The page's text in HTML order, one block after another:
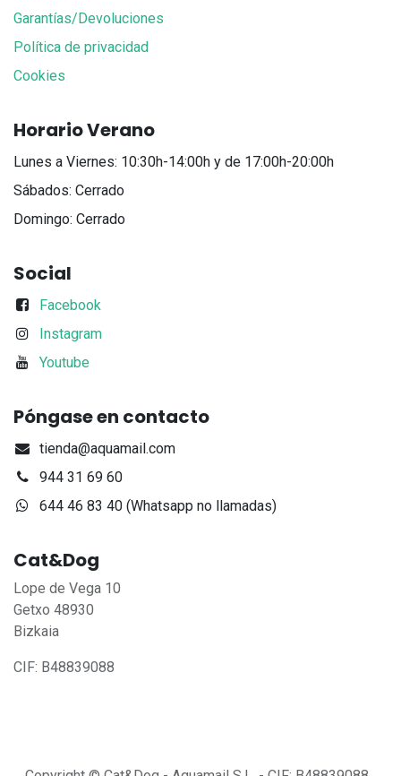
Garantías/Devoluciones
Política de privacidad
Cookies
Horario Verano
Lunes a Viernes: 10:30h-14:00h y de 17:00h-20:00h
Sábados: Cerrado
Domingo: Cerrado
Social
Facebook
Instagram
Youtube
Póngase en contacto
tienda@aquamail.com
944 31 69 60
644 46 83 40 (Whatsapp no llamadas)
Cat&Dog
Lope de Vega 10
Getxo 48930
Bizkaia
CIF: B48839088